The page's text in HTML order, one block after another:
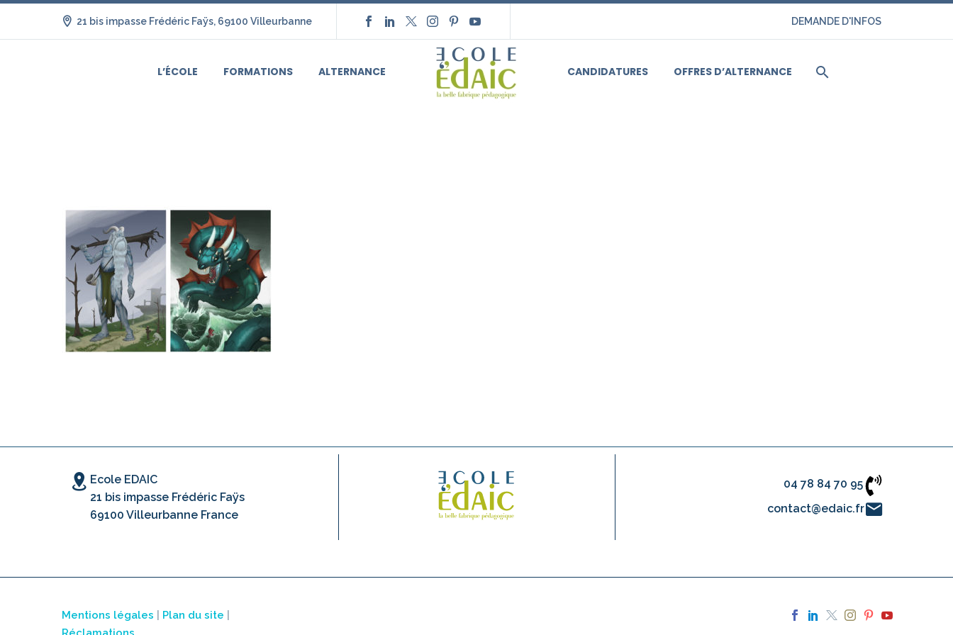
21 bis impasse Frédéric Faÿs, 69100 Villeurbanne DEMANDE D'INFOS
L’ÉCOLE FORMATIONS ALTERNANCE CANDIDATURES OFFRES D’ALTERNANCE
Ecole EDAIC
21 bis impasse Frédéric Faÿs
69100 Villeurbanne France
04 78 84 70 95
contact@edaic.fr
Mentions légales Plan du site
Réclamations